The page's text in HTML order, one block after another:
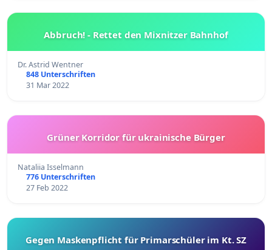
Abbruch! - Rettet den Mixnitzer Bahnhof
Dr. Astrid Wentner
848 Unterschriften
31 Mar 2022
Grüner Korridor für ukrainische Bürger
Nataliia Isselmann
776 Unterschriften
27 Feb 2022
Gegen Maskenpflicht für Primarschüler im Kt. SZ